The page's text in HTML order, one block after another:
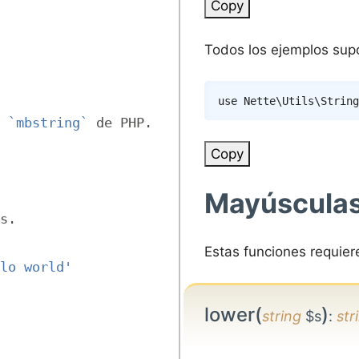
`mbstring` de PHP.
world'
Copy
Todos los ejemplos
use Nette\Utils\
Copy
Estas funciones
lower(string $s):